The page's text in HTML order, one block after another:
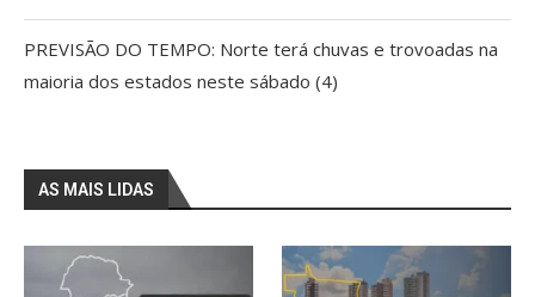
PREVISÃO DO TEMPO: Norte terá chuvas e trovoadas na
maioria dos estados neste sábado (4)
AS MAIS LIDAS